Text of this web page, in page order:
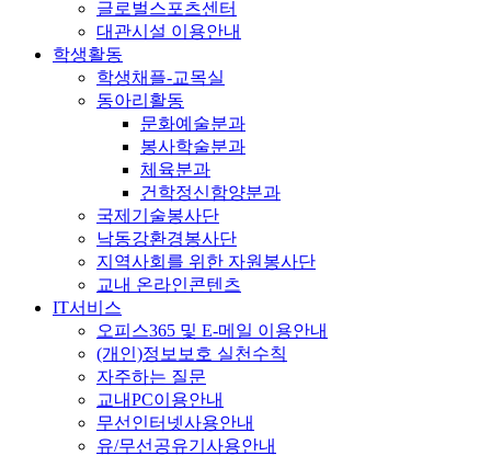
글로벌스포츠센터
대관시설 이용안내
학생활동
학생채플-교목실
동아리활동
문화예술분과
봉사학술분과
체육분과
건학정신함양분과
국제기술봉사단
낙동강환경봉사단
지역사회를 위한 자원봉사단
교내 온라인콘텐츠
IT서비스
오피스365 및 E-메일 이용안내
(개인)정보보호 실천수칙
자주하는 질문
교내PC이용안내
무선인터넷사용안내
유/무선공유기사용안내